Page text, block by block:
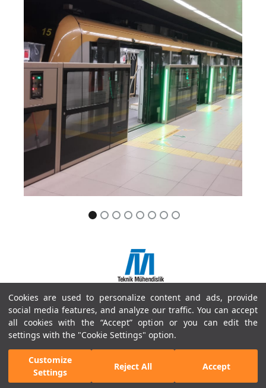
Cookies are used to personalize content and ads, provide
social media features, and analyze our traffic. You can accept
all cookies with the “Accept” option or you can edit the
settings with the "Cookie Settings" option.
Customize
Settings
Reject All Accept
Copyright © 2018 Doğuş İnşaat ve Tic. A.Ş.
Site Haritası
Bilgi Toplumu Hizmetleri
Kullanım Koşulları ve Gizlilik
Çerez Politikaları